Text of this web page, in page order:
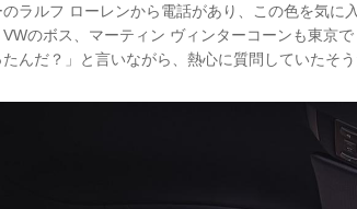
のラルフ ローレンから電話があり、この色を気に
VWのボス、マーティン ヴィンターコーンも東京
んだ？」と言いながら、熱心に質問していたそう